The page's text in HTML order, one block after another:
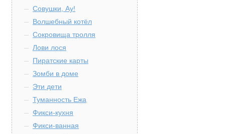
Совушки, Ау!
Волшебный котёл
Сокровища тролля
Лови лося
Пиратские карты
Зомби в доме
Эти дети
Туманность Ежа
Фикси-кухня
Фикси-ванная